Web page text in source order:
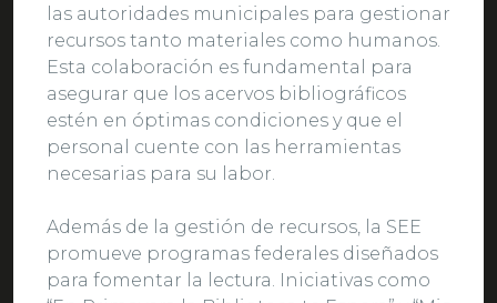
las autoridades municipales para gestionar
recursos tanto materiales como humanos.
Esta colaboración es fundamental para
asegurar que los acervos bibliográficos
estén en óptimas condiciones y que el
personal cuente con las herramientas
necesarias para su labor.
Además de la gestión de recursos, la SEE
promueve programas federales diseñados
para fomentar la lectura. Iniciativas como